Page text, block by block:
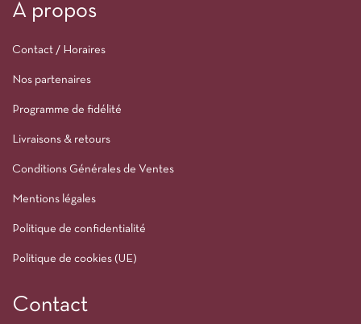
À propos
Contact / Horaires
Nos partenaires
Programme de fidélité
Livraisons & retours
Conditions Générales de Ventes
Mentions légales
Politique de confidentialité
Politique de cookies (UE)
Contact